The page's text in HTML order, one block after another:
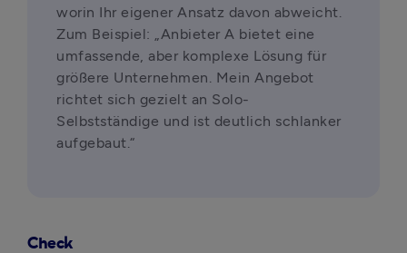
worin Ihr eigener Ansatz davon abweicht.
Zum Beispiel: „Anbieter A bietet eine
umfassende, aber komplexe Lösung für
größere Unternehmen. Mein Angebot
richtet sich gezielt an Solo-
Selbstständige und ist deutlich schlanker
aufgebaut.“
Check